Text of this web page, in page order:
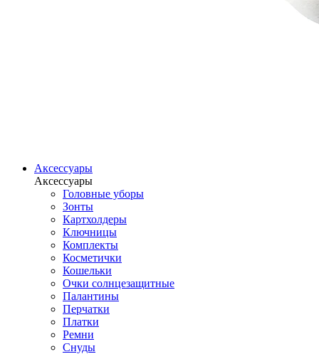
Аксессуары
Аксессуары
Головные уборы
Зонты
Картхолдеры
Ключницы
Комплекты
Косметички
Кошельки
Очки солнцезащитные
Палантины
Перчатки
Платки
Ремни
Снуды